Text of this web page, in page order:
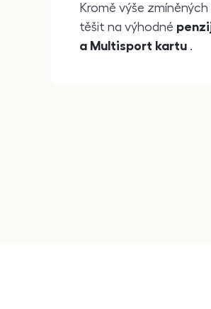
Kromě výše
těšit na výhodné
a Multisport kartu .